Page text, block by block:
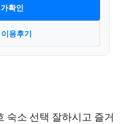
확인
용후기
숙소 선택 잘하시고 즐거